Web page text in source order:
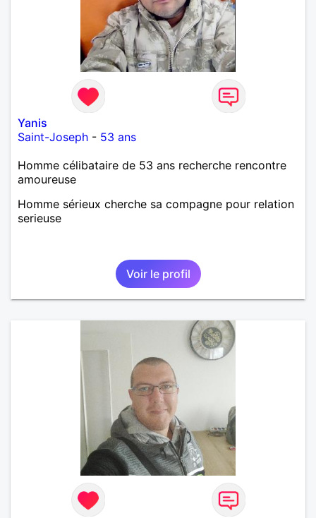
Yanis
Saint-Joseph - 53 ans
Homme célibataire de 53 ans recherche rencontre
amoureuse
Homme sérieux cherche sa compagne pour relation
serieuse
Voir le profil